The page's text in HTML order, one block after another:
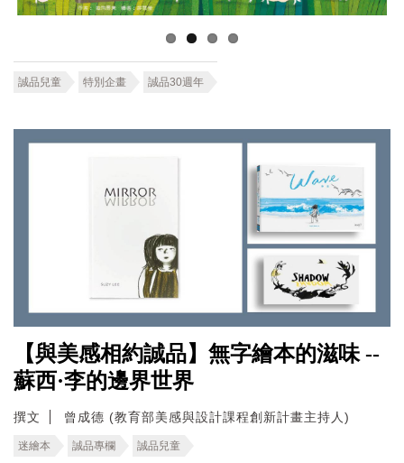
誠品兒童 特別企畫 誠品30週年
【與美感相約誠品】無字繪本的滋味 --
蘇西·李的邊界世界
撰文 曾成德 (教育部美感與設計課程創新計畫主持人)
迷繪本 誠品專欄 誠品兒童